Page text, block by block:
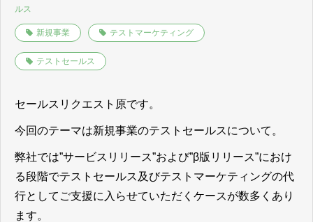
ルス
新規事業 テストマーケティング
テストセールス
セールスリクエスト原です。
今回のテーマは新規事業のテストセールスについて。
弊社では”サービスリリース”および”β版リリース”におけ
る段階でテストセールス及びテストマーケティングの代
行としてご支援に入らせていただくケースが数多くあり
ます。